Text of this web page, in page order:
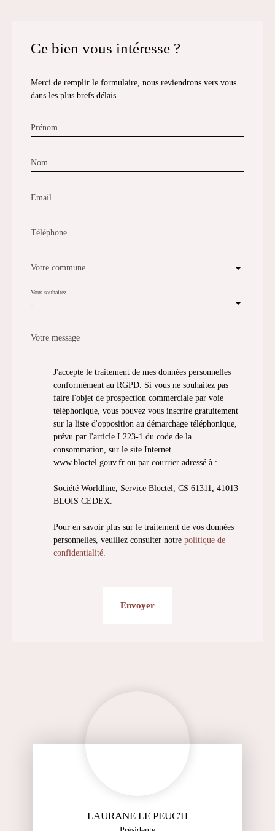
Ce bien vous intéresse ?
Merci de remplir le formulaire, nous reviendrons vers vous
dans les plus brefs délais.
Prénom
Nom
Email
Téléphone
Votre commune
-
Vous souhaitez
Votre message
J'accepte le traitement de mes données personnelles
conformément au RGPD. Si vous ne souhaitez pas
faire l'objet de prospection commerciale par voie
téléphonique, vous pouvez vous inscrire gratuitement
sur la liste d'opposition au démarchage téléphonique,
prévu par l'article L223-1 du code de la
consommation, sur le site Internet
www.bloctel.gouv.fr ou par courrier adressé à :
Société Worldline, Service Bloctel, CS 61311, 41013
BLOIS CEDEX.
Pour en savoir plus sur le traitement de vos données
personnelles, veuillez consulter notre politique de
confidentialité
Envoyer
LAURANE LE PEUC'H